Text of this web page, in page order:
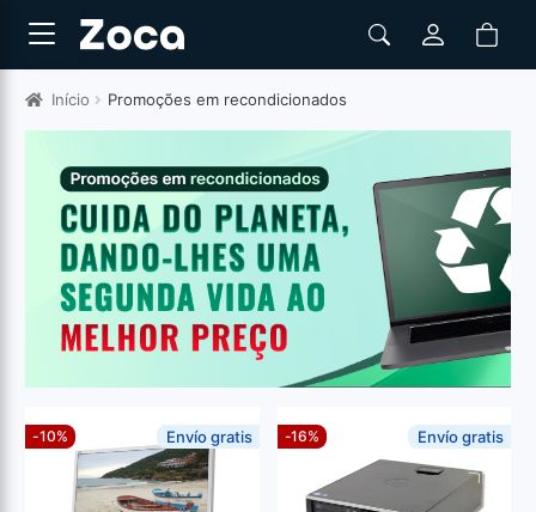
Início Promoções em recondicionados
-10% Envío gratis -16% Envío gratis